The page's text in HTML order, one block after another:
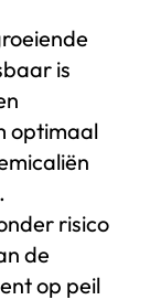
is
optimaal
risico
de
op peil